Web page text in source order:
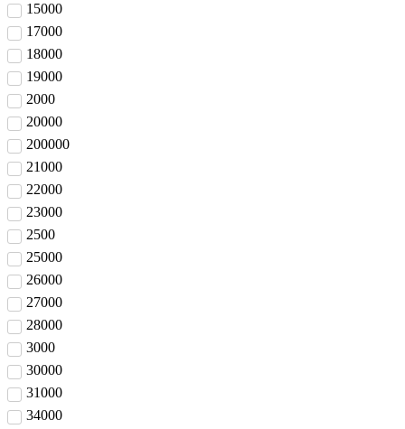
15000
17000
18000
19000
2000
20000
200000
21000
22000
23000
2500
25000
26000
27000
28000
3000
30000
31000
34000